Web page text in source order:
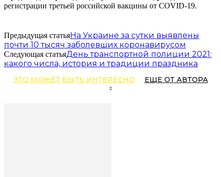
регистрации третьей российской вакцины от COVID-19.
Предыдущая статьяНа Украине за сутки выявлены
почти 10 тысяч заболевших коронавирусом
Следующая статьяДень транспортной полиции 2021:
какого числа, история и традиции праздника
ЭТО МОЖЕТ БЫТЬ ИНТЕРЕСНО ЕЩЕ ОТ АВТОРА